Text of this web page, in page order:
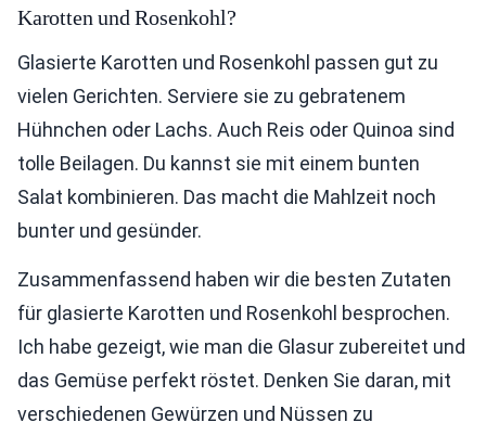
Karotten und Rosenkohl?
Glasierte Karotten und Rosenkohl passen gut zu
vielen Gerichten. Serviere sie zu gebratenem
Hühnchen oder Lachs. Auch Reis oder Quinoa sind
tolle Beilagen. Du kannst sie mit einem bunten
Salat kombinieren. Das macht die Mahlzeit noch
bunter und gesünder.
Zusammenfassend haben wir die besten Zutaten
für glasierte Karotten und Rosenkohl besprochen.
Ich habe gezeigt, wie man die Glasur zubereitet und
das Gemüse perfekt röstet. Denken Sie daran, mit
verschiedenen Gewürzen und Nüssen zu